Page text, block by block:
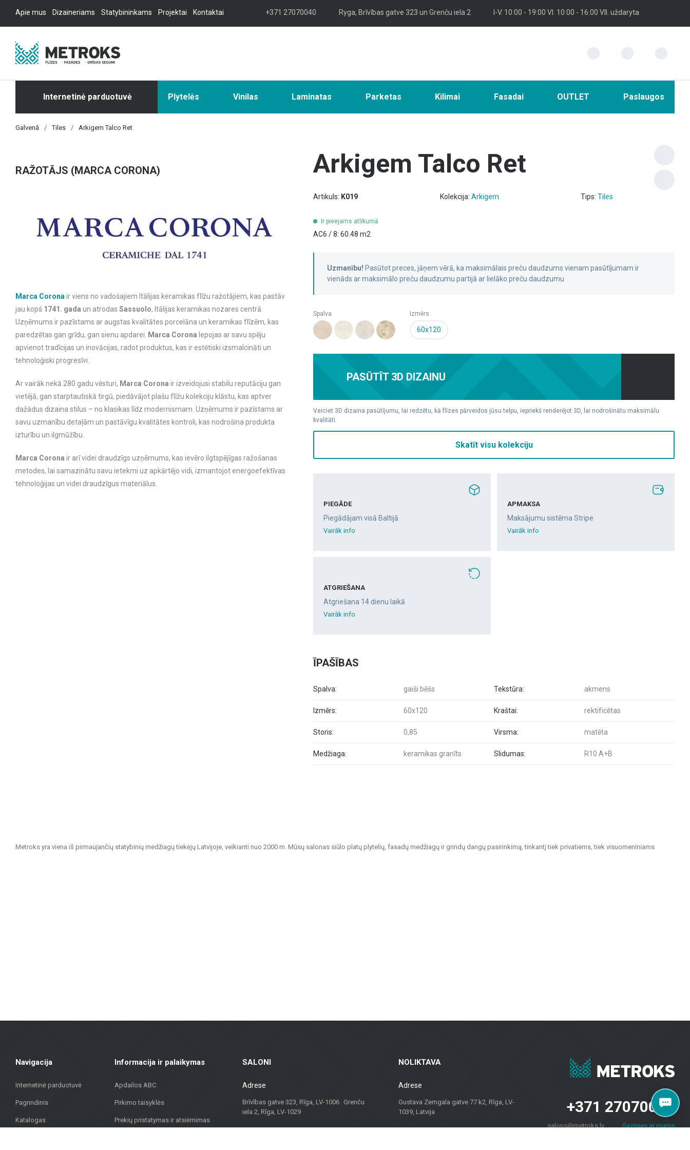
Apie mus Dizaineriams Statybininkams Projektai Kontaktai +371 27070040 Ryga, Brīvības gatve 323 un Grenču iela 2 I-V. 10:00 - 19:00 VI. 10:00 - 16:00 VII. uždaryta
Internetinė parduotuvė Plytelės Vinilas Laminatas Parketas Kilimai Fasadai OUTLET Paslaugos
Galvenā / Tiles / Arkigem Talco Ret
RAŽOTĀJS (MARCA CORONA)
Marca Coronair viens no vadošajiem Itālijas keramikas flīžu ražotājiem, kas pastāv
jau kopš 1741. gada un atrodas Sassuolo, Itālijas keramikas nozares centrā.
Uzņēmums ir pazīstams ar augstas kvalitātes porcelāna un keramikas flīzēm, kas
paredzētas gan grīdu, gan sienu apdarei. Marca Corona lepojas ar savu spēju
apvienot tradīcijas un inovācijas, radot produktus, kas ir estētiski izsmalcināti un
tehnoloģiski progresīvi.
Ar vairāk nekā 280 gadu vēsturi, Marca Corona ir izveidojusi stabilu reputāciju gan
vietējā, gan starptautiskā tirgū, piedāvājot plašu flīžu kolekciju klāstu, kas aptver
dažādus dizaina stilus – no klasikas līdz modernismam. Uzņēmums ir pazīstams ar
savu uzmanību detaļām un pastāvīgu kvalitātes kontroli, kas nodrošina produkta
izturību un ilgmūžību.
Marca Corona ir arī videi draudzīgs uzņēmums, kas ievēro ilgtspējīgas ražošanas
metodes, lai samazinātu savu ietekmi uz apkārtējo vidi, izmantojot energoefektīvas
tehnoloģijas un videi draudzīgus materiālus.
Arkigem Talco Ret
Artikuls: K019 Kolekcija: Arkigem Tips: Tiles
Ir pieejams atlikumā
AC6 / 8: 60.48 m2
Uzmanību! Pasūtot preces, jāņem vērā, ka maksimālais preču daudzums vienam pasūtījumam ir
vienāds ar maksimālo preču daudzumu partijā ar lielāko preču daudzumu
Spalva Izmērs
60x120
PASŪTĪT 3D DIZAINU
Veiciet 3D dizaina pasūtījumu, lai redzētu, kā flīzes pārveidos jūsu telpu, iepriekš renderējot 3D, lai nodrošinātu maksimālu
kvalitāti.
Skatīt visu kolekciju
PIEGĀDE
Piegādājam visā Baltijā
Vairāk info
APMAKSA
Maksājumu sistēma Stripe
Vairāk info
ATGRIEŠANA
Atgriešana 14 dienu laikā
Vairāk info
ĪPAŠĪBAS
Spalva: gaiši bēšs
Izmērs: 60x120
Storis: 0,85
Medžiaga: keramikas granīts
Tekstūra: akmens
Kraštai: rektificētas
Virsma: matēta
Slidumas: R10 A+B
Metroks yra viena iš pirmaujančių statybinių medžiagų tiekėjų Latvijoje, veikianti nuo 2000 m. Mūsų salonas siūlo platų plytelių, fasadų medžiagų ir grindų dangų pasirinkimą, tinkantį tiek privatiems, tiek visuomeniniams
Navigacija
Internetinė parduotuvė
Pagrindinis
Katalogas
Informacija ir palaikymas
Apdailos ABC
Pirkimo taisyklės
Prekių pristatymas ir atsiėmimas
SALONI
Adrese
Brīvības gatve 323, Rīga, LV-1006 Grenču
iela 2, Rīga, LV-1029
NOLIKTAVA
Adrese
Gustava Zemgala gatve 77 k2, Rīga, LV-
1039, Latvija
+371 27070040
salons@metroks.lv Sazinies ar mums